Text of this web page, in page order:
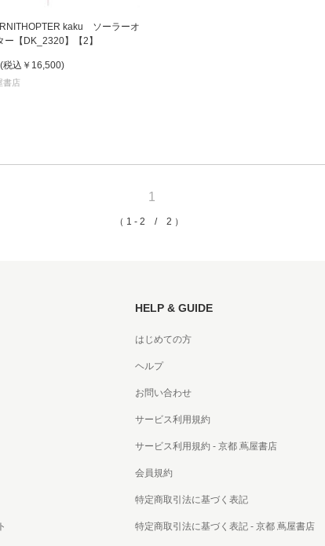
kaku ソーラーオ
ー【DK_2320】【2】
(税込 ￥16,500)
書店
1
（ 1 - 2 / 2 ）
HELP & GUIDE
はじめての方
ヘルプ
お問い合わせ
サービス利用規約
サービス利用規約 - 京都 蔦屋書店
会員規約
特定商取引法に基づく表記
特定商取引法に基づく表記 - 京都 蔦屋書店